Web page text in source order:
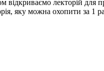
лекторій для
яку можна охопити за